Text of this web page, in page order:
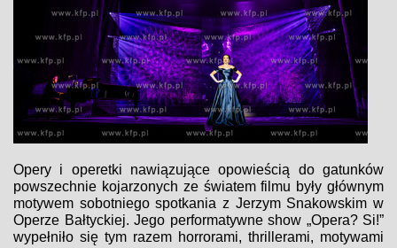
Opery i operetki nawiązujące opowieścią do gatunków
powszechnie kojarzonych ze światem filmu były głównym
motywem sobotniego spotkania z Jerzym Snakowskim w
Operze Bałtyckiej. Jego performatywne show „Opera? Si!”
wypełniło się tym razem horrorami, thrillerami, motywami